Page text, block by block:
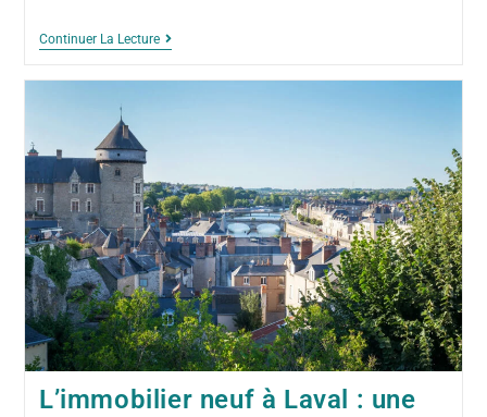
Continuer La Lecture
L’immobilier neuf à Laval : une